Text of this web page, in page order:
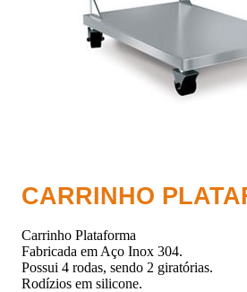
CARRINHO
Carrinho Plataforma
Fabricada em Aço Inox 304.
Possui 4 rodas, sendo 2 giratórias.
Rodízios em silicone.